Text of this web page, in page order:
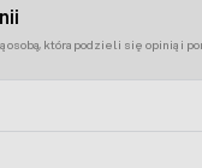
osobą, która podzieli się opinią i